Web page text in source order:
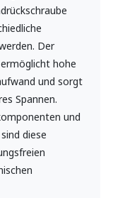
Der
hohe
und sorgt
Spannen.
und
diese